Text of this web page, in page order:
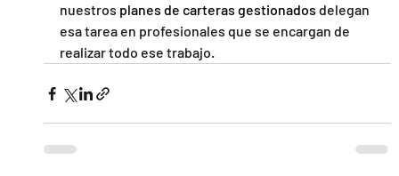
nuestros planes de carteras gestionados delegan
esa tarea en profesionales que se encargan de
realizar todo ese trabajo.